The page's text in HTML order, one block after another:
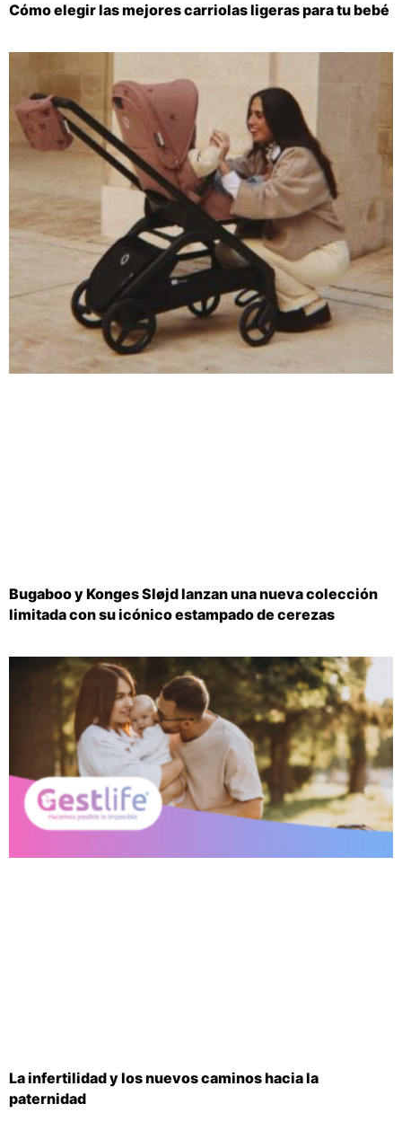
Cómo elegir las mejores carriolas ligeras para tu bebé
Bugaboo y Konges Sløjd lanzan una nueva colección
limitada con su icónico estampado de cerezas
La infertilidad y los nuevos caminos hacia la
paternidad